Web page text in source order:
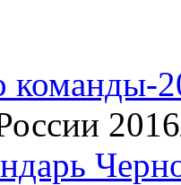
команды-